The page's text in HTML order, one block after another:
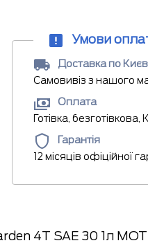
Умови
Доставка по
Самовивіз з нашого
Оплата
Готівка,
Гарантія
12 місяців офіційної
4T SAE 30 1л